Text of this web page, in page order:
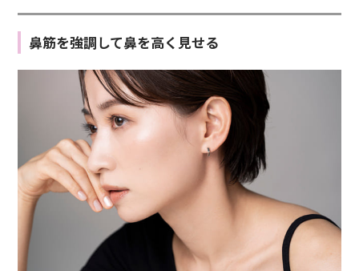
鼻筋を強調して鼻を高く見せる